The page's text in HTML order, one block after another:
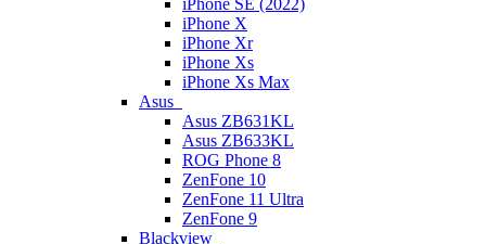
iPhone SE (2022)
iPhone X
iPhone Xr
iPhone Xs
iPhone Xs Max
Asus
Asus ZB631KL
Asus ZB633KL
ROG Phone 8
ZenFone 10
ZenFone 11 Ultra
ZenFone 9
Blackview